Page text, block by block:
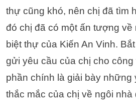
thự cũng khó, nên chị đã tìm
đó chị đã có một ấn tượng về
biệt thự của Kiến An Vinh.
gửi yêu cầu của chị cho công
phần chính là giải bày
thắc mắc của chị về ngôi nhà